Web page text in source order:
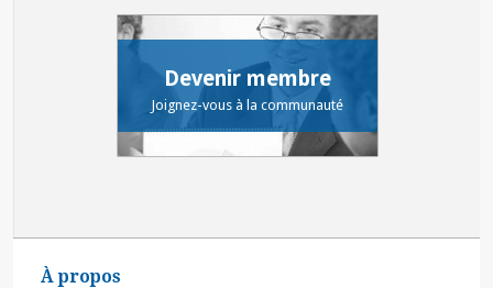
Devenir membre
Joignez-vous à la communauté
À propos